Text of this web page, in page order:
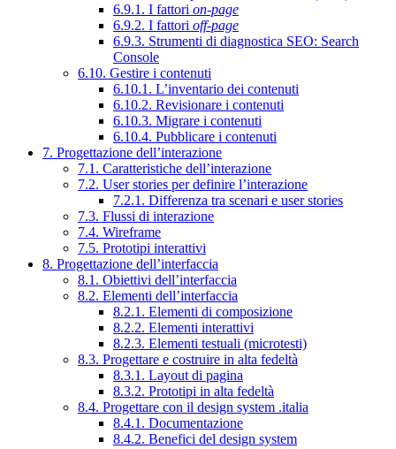
6.9.1. I fattori on-page
6.9.2. I fattori off-page
6.9.3. Strumenti di diagnostica SEO: Search
Console
6.10. Gestire i contenuti
6.10.1. L’inventario dei contenuti
6.10.2. Revisionare i contenuti
6.10.3. Migrare i contenuti
6.10.4. Pubblicare i contenuti
7. Progettazione dell’interazione
7.1. Caratteristiche dell’interazione
7.2. User stories per definire l’interazione
7.2.1. Differenza tra scenari e user stories
7.3. Flussi di interazione
7.4. Wireframe
7.5. Prototipi interattivi
8. Progettazione dell’interfaccia
8.1. Obiettivi dell’interfaccia
8.2. Elementi dell’interfaccia
8.2.1. Elementi di composizione
8.2.2. Elementi interattivi
8.2.3. Elementi testuali (microtesti)
8.3. Progettare e costruire in alta fedeltà
8.3.1. Layout di pagina
8.3.2. Prototipi in alta fedeltà
8.4. Progettare con il design system .italia
8.4.1. Documentazione
8.4.2. Benefici del design system